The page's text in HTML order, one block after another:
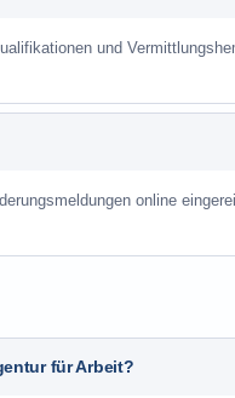
und
online
für Arbeit?